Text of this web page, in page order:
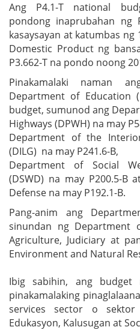
Ang P4.1-T national
pondong inaprubahan ng
kasaysayan at katumbas
Domestic Product ng
P3.662-T na pondo noong
Pinakamalaki naman
Department of Education
budget, sumunod ang
Highways (DPWH) na may
Department of the
(DILG) na may P241.6-B,
Department of Social
(DSWD) na may P200.5-B
Defense na may P192.1-B.
Pang-anim ang
sinundan ng Department
Agriculture, Judiciary at
Environment and Natural
Ibig sabihin, ang budget
pinakamalaking
services sector o
Edukasyon, Kalusugan at